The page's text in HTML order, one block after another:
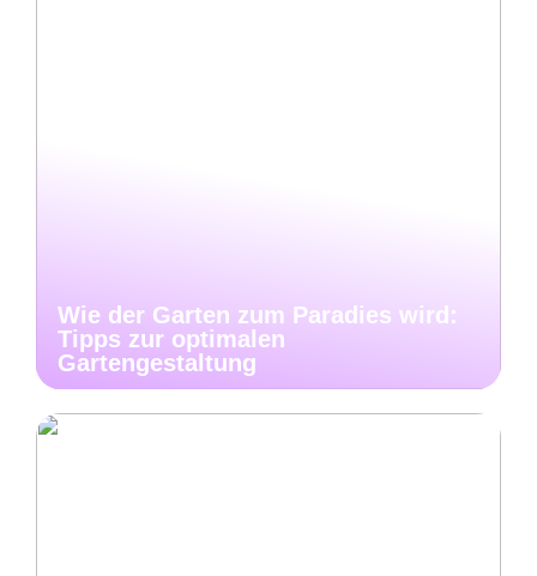
Wie der Garten zum Paradies wird:
Tipps zur optimalen
Gartengestaltung